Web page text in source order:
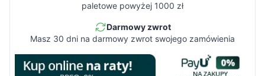
paletowe powyżej 1000 zł
Darmowy zwrot
Masz 30 dni na darmowy zwrot swojego zamówienia